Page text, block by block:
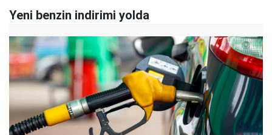
Yeni benzin indirimi yolda